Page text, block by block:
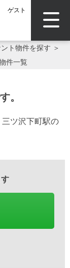
ゲスト
ト物件を探す ＞
件一覧
。
ツ沢下町駅の